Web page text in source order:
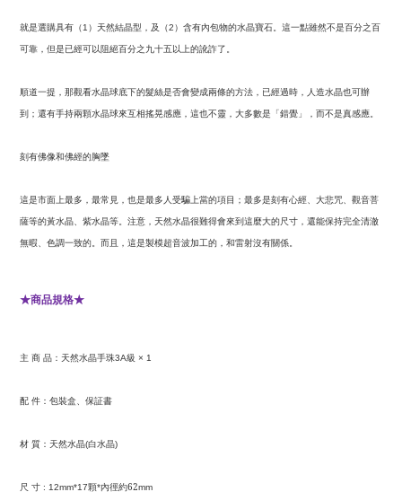
就是選購具有（1 ）天然結晶型，及（2）含有內包物的水晶寶石。這一點雖然不是百分之百
可靠，但是已經可以阻絕百分之九十五以上的訛詐了。
順道一提，那觀看水晶球底下的髮絲是否會變成兩條的方法，已經過時，人造水晶也可辦
到；還有手持兩顆水晶球來互相搖晃感應，這也不靈，大多數是「錯覺」，而不是真感應。
刻有佛像和佛經的胸墜
這是市面上最多，最常見，也是最多人受騙上當的項目；最多是刻有心經、大悲咒、觀音菩
薩等的黃水晶、紫水晶等。注意，天然水晶很難得會來到這麼大的尺寸，還能保持完全清澈
無暇、色調一致的。而且，這是製模超音波加工的，和雷射沒有關係。
★商品規格★
主 商 品：天然水晶手珠3A級 × 1
配 件：包裝盒、保証書
材 質：天然水晶(白水晶)
尺 寸 : 12mm*17顆*內徑約62mm